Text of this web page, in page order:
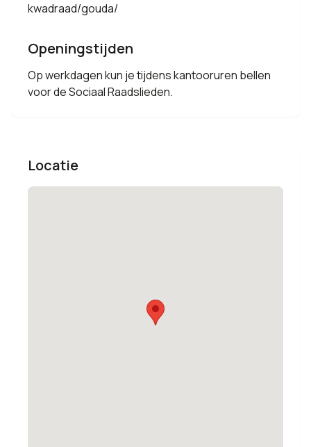
kwadraad/gouda/
Openingstijden
Op werkdagen kun je tijdens kantooruren bellen
voor de Sociaal Raadslieden.
Locatie